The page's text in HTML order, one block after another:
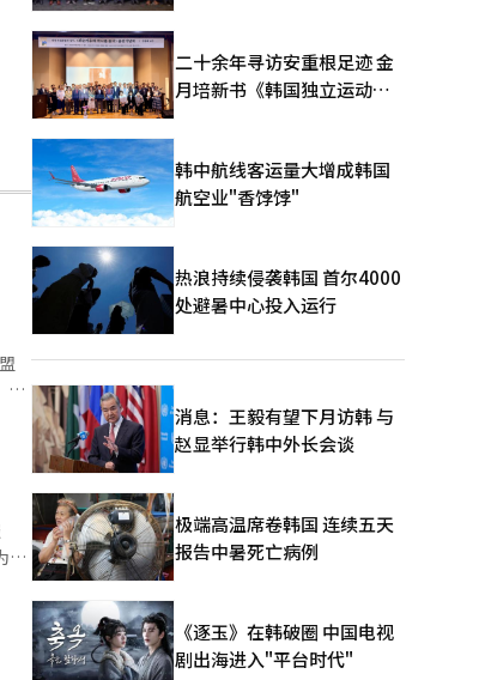
这
法
二十余年寻访安重根足迹 金
月培新书《韩国独立运动圣
韩中航线客运量大增成韩国
航空业"香饽饽"
热浪持续侵袭韩国 首尔4000
处避暑中心投入运行
消息：王毅有望下月访韩 与
赵显举行韩中外长会谈
极端高温席卷韩国 连续五天
报告中暑死亡病例
《逐玉》在韩破圈 中国电视
剧出海进入"平台时代"